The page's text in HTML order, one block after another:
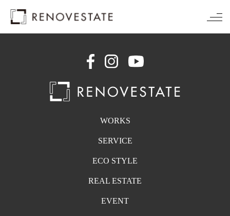
WORKS
SERVICE
ECO STYLE
REAL ESTATE
EVENT